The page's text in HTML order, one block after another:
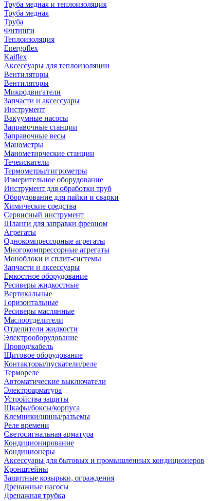
Труба медная и теплоизоляция
Труба медная
Труба
Фитинги
Теплоизоляция
Energoflex
Kaiflex
Аксессуары для теплоизоляции
Вентиляторы
Вентиляторы
Микродвигатели
Запчасти и аксессуары
Инструмент
Вакуумные насосы
Заправочные станции
Заправочные весы
Манометры
Манометирческие станции
Течеискатели
Термометры/гигрометры
Измерительное оборудование
Инструмент для обработки труб
Оборудование для пайки и сварки
Химические средства
Сервисный инструмент
Шланги для заправки фреоном
Агрегаты
Однокомпрессорные агрегаты
Многокомпрессорные агрегаты
Моноблоки и сплит-системы
Запчасти и аксессуары
Емкостное оборудование
Ресиверы жидкостные
Вертикальные
Горизонтальные
Ресиверы маслянные
Маслоотделители
Отделители жидкости
Электрооборудование
Провод/кабель
Щитовое оборудование
Контакторы/пускатели/реле
Термореле
Автоматические выключатели
Электроарматура
Устройства защиты
Шкафы/боксы/корпуса
Клемники/шины/разъемы
Реле времени
Светосигнальная арматура
Кондиционирование
Кондиционеры
Аксессуары для бытовых и промышленных кондиционеров
Кронштейны
Защитные козырьки, ограждения
Дренажные насосы
Дренажная трубка